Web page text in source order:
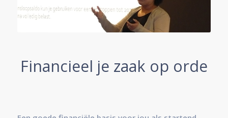
Financieel je zaak op orde